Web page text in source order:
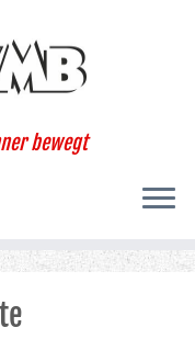
bewegt